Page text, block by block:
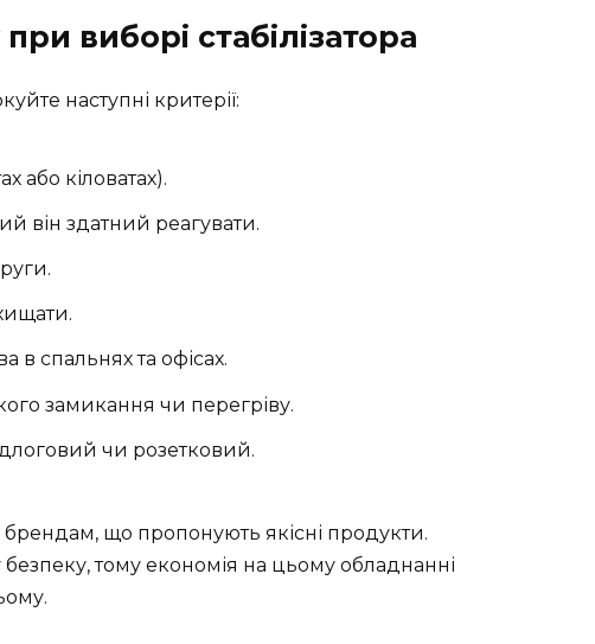
виборі стабілізатора
наступні критерії:
або кіловатах).
він здатний реагувати.
в спальнях та офісах.
замикання чи перегріву.
чи розетковий.
що пропонують якісні продукти.
безпеку, тому економія на цьому обладнанні